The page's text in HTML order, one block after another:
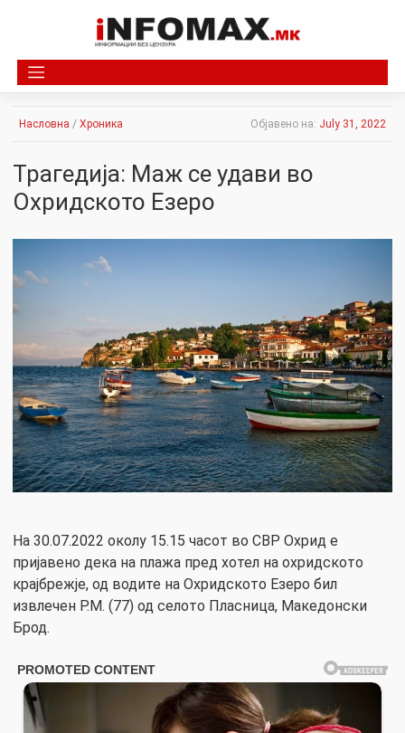
Насловна / Хроника Објавено на: July 31, 2022
Трагедија: Маж се удави во
Охридското Езеро
На 30.07.2022 околу 15.15 часот во СВР Охрид е
пријавено дека на плажа пред хотел на охридското
крајбрежје, од водите на Охридското Езеро бил
извлечен Р.М. (77) од селото Пласница, Македонски
Брод.